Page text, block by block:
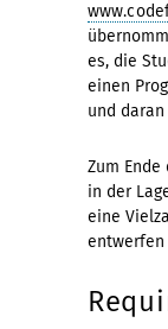
es, die
einen
und
Zum
in der
eine